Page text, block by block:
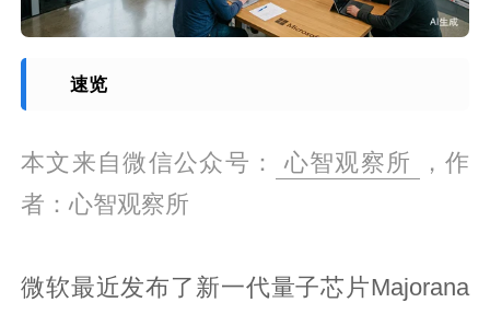
速览
本文来自微信公众号： 心智观察所
，作
者：心智观察所
微软最近发布了新一代量子芯片Majorana